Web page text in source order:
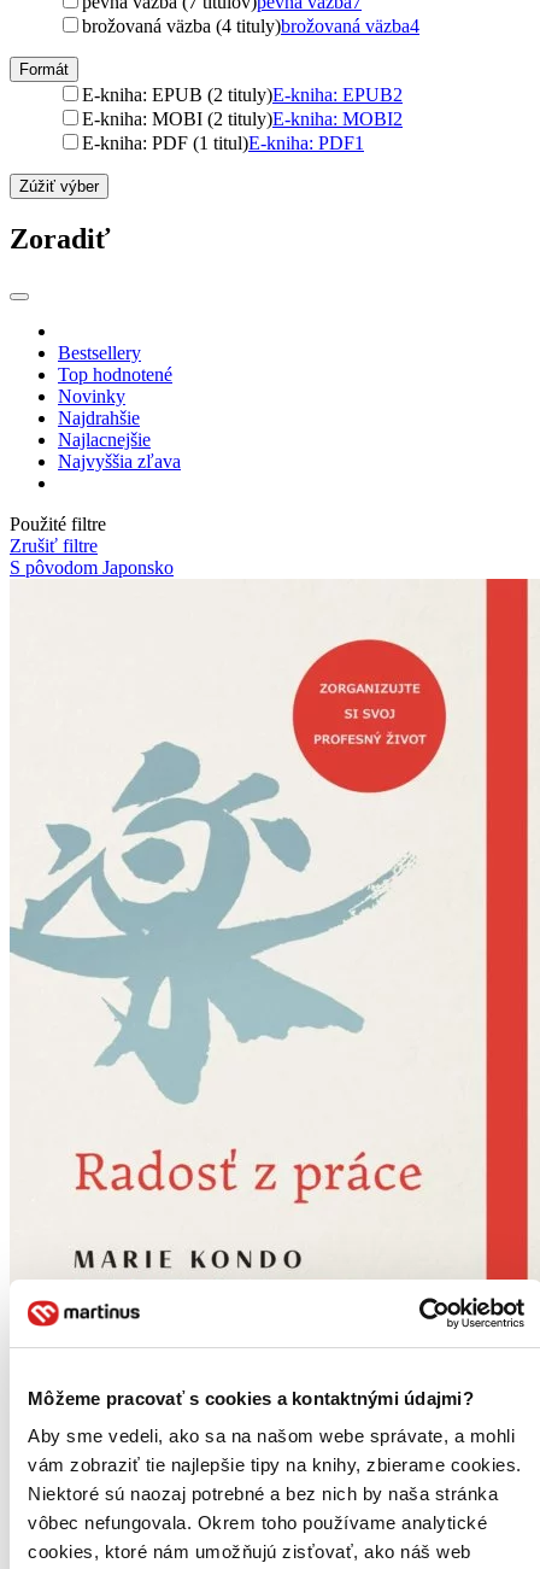
Môžeme pracovať s cookies a kontaktnými údajmi?
Aby sme vedeli, ako sa na našom webe správate, a mohli
vám zobraziť tie najlepšie tipy na knihy, zbierame cookies.
Niektoré sú naozaj potrebné a bez nich by naša stránka
vôbec nefungovala. Okrem toho používame analytické
cookies, ktoré nám umožňujú zisťovať, ako náš web
brožovaná väzba (4 tituly)brožovaná väzba4
Formát
E-kniha: EPUB (2 tituly)E-kniha: EPUB2
E-kniha: MOBI (2 tituly)E-kniha: MOBI2
E-kniha: PDF (1 titul)E-kniha: PDF1
Zúžiť výber
Zoradiť
Bestsellery
Top hodnotené
Novinky
Najdrahšie
Najlacnejšie
Najvyššia zľava
Použité filtre
Zrušiť filtre
S pôvodom Japonsko
Radosť z práceZorganizujte si svoj profesný život
Marie Kondo
Scott Sonenshein
Metóda KonMari v kombinácii s poznatkami plynúcimi z rôznych